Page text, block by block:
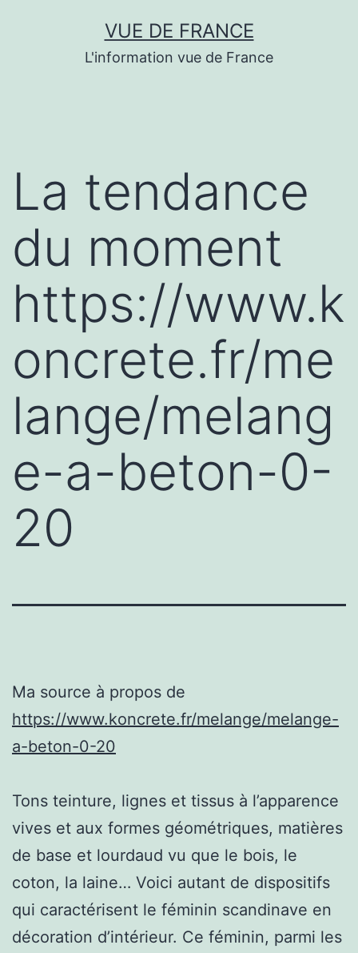
VUE DE FRANCE
L'information vue de France
La tendance
du moment
https://www.k
oncrete.fr/me
lange/melang
e-a-beton-0-
20
Ma source à propos de
https://www.koncrete.fr/melange/melange-
a-beton-0-20
Tons teinture, lignes et tissus à l’apparence
vives et aux formes géométriques, matières
de base et lourdaud vu que le bois, le
coton, la laine… Voici autant de dispositifs
qui caractérisent le féminin scandinave en
décoration d’intérieur. Ce féminin, parmi les